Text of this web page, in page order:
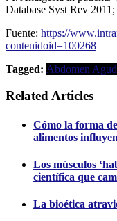
Database Syst Rev
Fuente: https://
contenidoid=100268
Tagged: Abdomen
Related Articles
Cómo la forma
alimentos
Los músculos
científica que
La bioética